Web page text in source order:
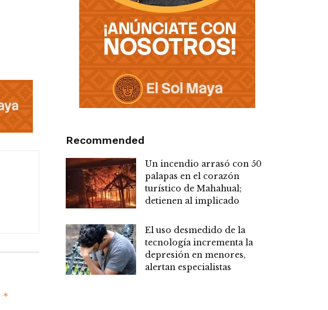
*
Recommended
Un incendio arrasó con 50
palapas en el corazón
turístico de Mahahual;
detienen al implicado
El uso desmedido de la
tecnología incrementa la
depresión en menores,
alertan especialistas